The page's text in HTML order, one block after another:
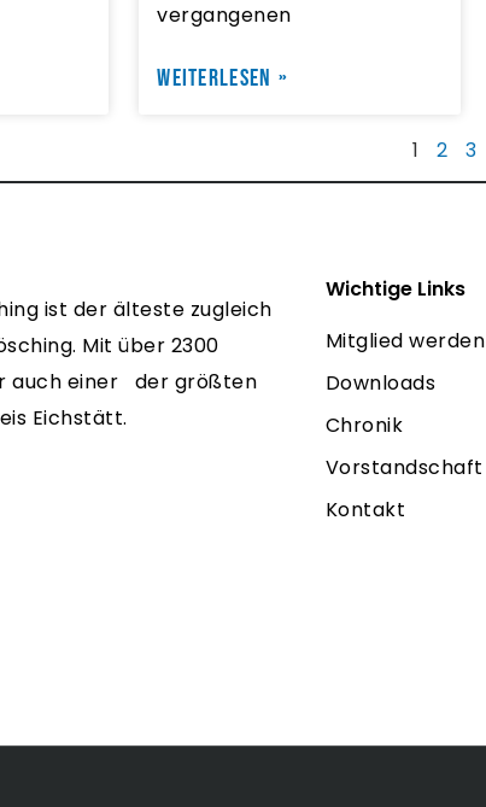
vergangenen
WEITERLESEN »
1 2 3
ist der älteste zugleich
Mit über 2300
auch einer der größten
Eichstätt.
Wichtige Links
Mitglied werden
Downloads
Chronik
Vorstandschaft
Kontakt